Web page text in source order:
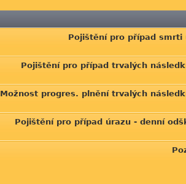
Pojištění pro případ smrti
Pojištění pro případ trvalých
Možnost progres. plnění trvalých
Pojištění pro případ úrazu - denní